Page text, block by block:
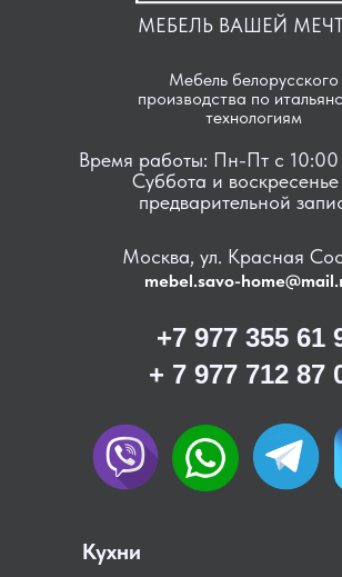
+ 7 977 712 87
Время работы: Пн-Пт с 10:00
Суббота и
предварительной
Москва, ул. Красная
+7 977 355 61
Мебель белорусского
производства по
технологиям
МЕБЕЛЬ ВАШЕЙ
Кухни
mebel.savo-